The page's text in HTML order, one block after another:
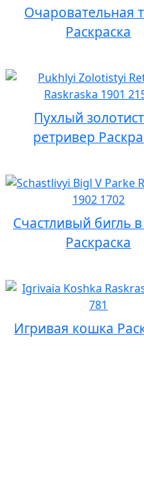
Очаровательная
Раскраска
Пухлый
ретривер
Счастливый бигль
Раскраска
Игривая кошка